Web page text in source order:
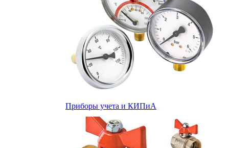
Приборы учета и КИПиА